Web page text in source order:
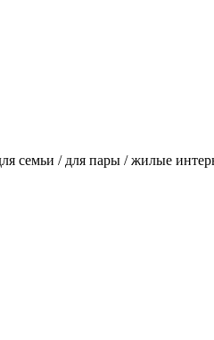
семьи / для пары / жилые